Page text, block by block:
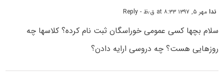
ندامهر ۵, ۱۳۹۷ at ۸:۳۳ ق٫ظ - Reply
سلام بچها کسی عمومی خوراسگان ثبت نام کرده؟ کلاسها چه
روزهایی هست؟ چه دروسی ارایه دادن؟